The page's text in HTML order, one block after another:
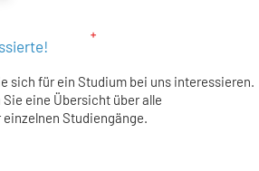
sich für ein Studium bei uns interessieren.
eine Übersicht über alle
Studiengänge.